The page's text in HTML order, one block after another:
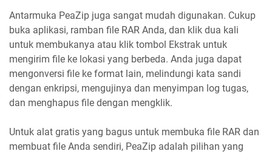
Antarmuka PeaZip juga sangat mudah digunakan. Cukup
buka aplikasi, ramban file RAR Anda, dan klik dua kali
untuk membukanya atau klik tombol Ekstrak untuk
mengirim file ke lokasi yang berbeda. Anda juga dapat
mengonversi file ke format lain, melindungi kata sandi
dengan enkripsi, mengujinya dan menyimpan log tugas,
dan menghapus file dengan mengklik.
Untuk alat gratis yang bagus untuk membuka file RAR dan
membuat file Anda sendiri, PeaZip adalah pilihan yang